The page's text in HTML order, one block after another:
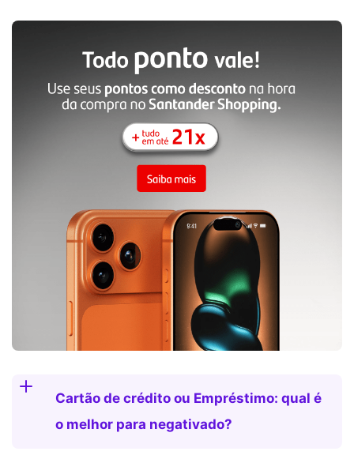
Cartão de crédito ou Empréstimo: qual é
o melhor para negativado?